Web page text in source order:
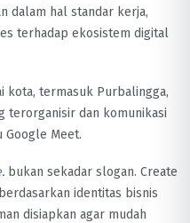
dalam hal standar kerja,
terhadap ekosistem digital
kota, termasuk Purbalingga,
terorganisir dan komunikasi
Google Meet.
. bukan sekadar slogan. Create
identitas bisnis
disiapkan agar mudah